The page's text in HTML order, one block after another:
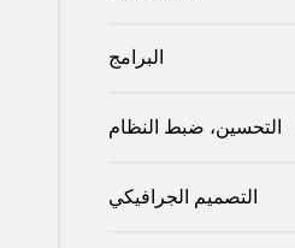
البرامج
التحسين، ضبط النظام
التصميم الجرافيكي